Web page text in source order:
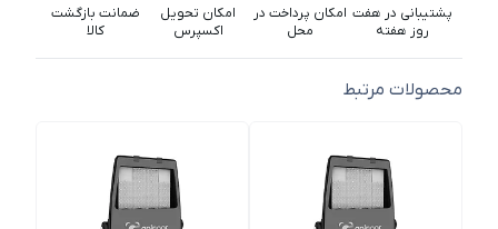
پشتیبانی در هفت
روز هفته
امکان پرداخت در
محل
امکان تحویل
اکسپرس
ضمانت بازگشت
کالا
محصولات مرتبط